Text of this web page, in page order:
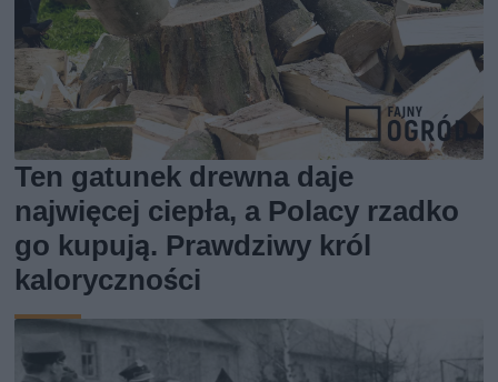
Ten gatunek drewna daje
najwięcej ciepła, a Polacy rzadko
go kupują. Prawdziwy król
kaloryczności